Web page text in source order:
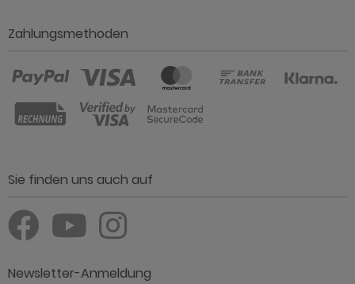
Zahlungsmethoden
Sie finden uns auch auf
Newsletter-Anmeldung